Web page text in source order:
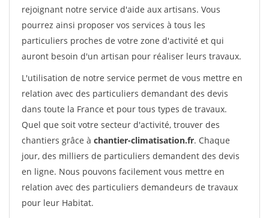
rejoignant notre service d'aide aux artisans. Vous
pourrez ainsi proposer vos services à tous les
particuliers proches de votre zone d'activité et qui
auront besoin d'un artisan pour réaliser leurs travaux.
L'utilisation de notre service permet de vous mettre en
relation avec des particuliers demandant des devis
dans toute la France et pour tous types de travaux.
Quel que soit votre secteur d'activité, trouver des
chantiers grâce à chantier-climatisation.fr. Chaque
jour, des milliers de particuliers demandent des devis
en ligne. Nous pouvons facilement vous mettre en
relation avec des particuliers demandeurs de travaux
pour leur Habitat.